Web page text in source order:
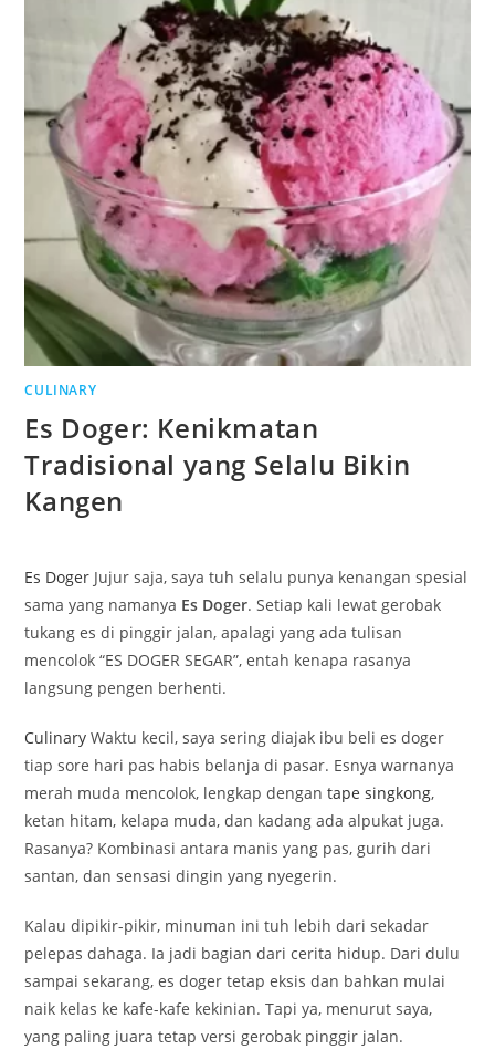
CULINARY
Es Doger: Kenikmatan
Tradisional yang Selalu Bikin
Kangen
Es Doger Jujur saja, saya tuh selalu punya kenangan spesial
sama yang namanya Es Doger. Setiap kali lewat gerobak
tukang es di pinggir jalan, apalagi yang ada tulisan
mencolok “ES DOGER SEGAR”, entah kenapa rasanya
langsung pengen berhenti.
Culinary Waktu kecil, saya sering diajak ibu beli es doger
tiap sore hari pas habis belanja di pasar. Esnya warnanya
merah muda mencolok, lengkap dengantape singkong,
ketan hitam, kelapa muda, dan kadang ada alpukat juga.
Rasanya? Kombinasi antara manis yang pas, gurih dari
santan, dan sensasi dingin yang nyegerin.
Kalau dipikir-pikir, minuman ini tuh lebih dari sekadar
pelepas dahaga. Ia jadi bagian dari cerita hidup. Dari dulu
sampai sekarang, es doger tetap eksis dan bahkan mulai
naik kelas ke kafe-kafe kekinian. Tapi ya, menurut saya,
yang paling juara tetap versi gerobak pinggir jalan.